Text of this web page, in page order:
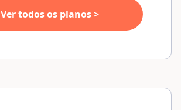
Ver todos os planos >